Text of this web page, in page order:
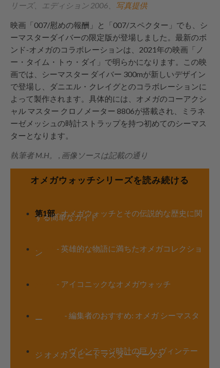
リーズ、エディション 2006、 写真提供
映画「007/慰めの報酬」と「007/スペクター」でも、シ
ーマスターダイバーの限定版が登場しました。最新のボ
ンド-オメガのコラボレーションは、2021年の映画「ノ
ー・タイム・トゥ・ダイ」で明らかになります。この映
画では、シーマスター ダイバー 300mが新しいデザイン
で登場し、ダニエル・クレイグとのコラボレーションに
よって製作されます。具体的には、オメガのコーアクシ
ャル マスター クロノメーター 8806が搭載され、ミラネ
ーゼメッシュの時計ストラップを持つ初めてのシーマス
ターとなります。
執筆者 M.H。 , 画像ソースは記載の通り
オメガウォッチシリーズを読み続ける
第1部- オメガウォッチとその伝説的な歴史に関
する簡単なガイド
第2部 - 英雄的な物語に満ちたオメガコレクショ
ン
- アイコニックなオメガウォッチ
- 編集者のおすすめ: オメガ シーマスタ
ー
パート5- ヴィンテージ時計の巨人: ヴィンテー
ジ オメガ スピードマスター マーク3